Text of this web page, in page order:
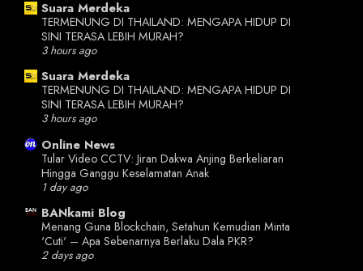
Suara Merdeka
TERMENUNG DI THAILAND: MENGAPA HIDUP DI
SINI TERASA LEBIH MURAH?
3 hours ago
Suara Merdeka
TERMENUNG DI THAILAND: MENGAPA HIDUP DI
SINI TERASA LEBIH MURAH?
3 hours ago
Online News
Tular Video CCTV: Jiran Dakwa Anjing Berkeliaran
Hingga Ganggu Keselamatan Anak
1 day ago
BANkami Blog
Menang Guna Blockchain, Setahun Kemudian Minta
'Cuti' – Apa Sebenarnya Berlaku Dala PKR?
2 days ago